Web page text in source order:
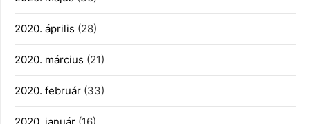
2020. április (28)
2020. március (21)
2020. február (33)